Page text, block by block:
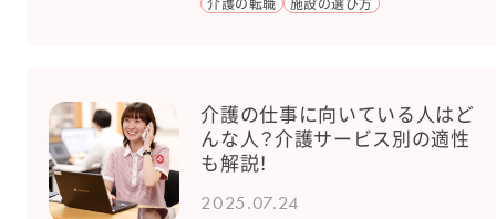
介護の仕事に向いている人はど
んな人？介護サービス別の適性
も解説！
2025.07.24